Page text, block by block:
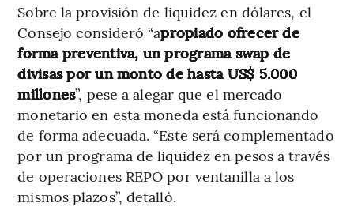
Sobre la provisión de liquidez en dólares, el
Consejo consideró “apropiado ofrecer de
forma preventiva, un programa swap de
divisas por un monto de hasta US$ 5.000
millones”, pese a alegar que el mercado
monetario en esta moneda está funcionando
de forma adecuada. “Este será complementado
por un programa de liquidez en pesos a través
de operaciones REPO por ventanilla a los
mismos plazos”, detalló.